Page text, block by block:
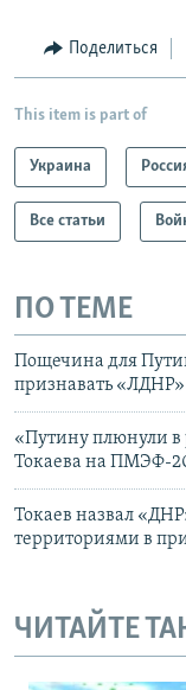
Поделиться
This item is part of
Украина
Все статьи
ПО ТЕМЕ
Пощечина для
признавать «ЛДНР»
«Путину плюнули в
Токаева на ПМЭФ-
Токаев назвал
территориями в
ЧИТАЙТЕ